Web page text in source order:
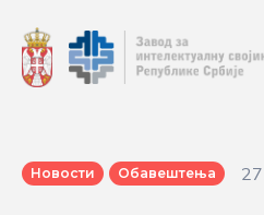
Новости Обавештења